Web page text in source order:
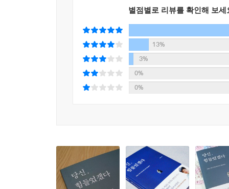
결혼식만 올리면 부부가 되는 줄 아는 사람이 많
것을 인정하는 것에서부터 이해는 시작된다. 따
2. 남자가 ‘남편’이 되는 시간은 여자가 ‘아내’가 되
일반적으로 여자는 결혼과 동시에 아내로서의
결혼 전 삶을 그대로 이어가려고 하는 경우가
하려고 하고, 여자는 우선 ‘공감’ 받기를 바란
바라는 건 설거지보다 “많이 아프지”라는 공감의
4. 말하지 않아도 알 것이라고 착각하지 말라
별점별로 리뷰를 확인해 보세
13%
3%
0%
0%